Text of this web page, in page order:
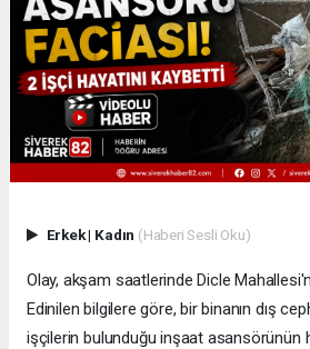
Erkek| Kadın (Haberi Sesli Oku)
Olay, akşam saatlerinde Dicle
Edinilen bilgilere göre, bir binanın dış
işçilerin bulunduğu inşaat asansörünün